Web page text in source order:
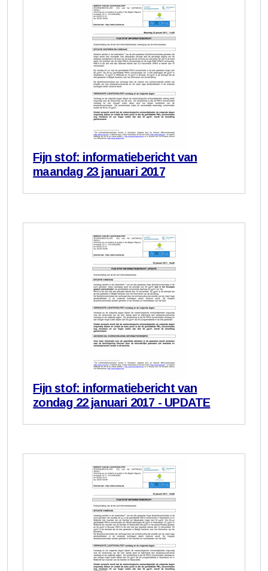
Fijn stof: informatiebericht van
maandag 23 januari 2017
Fijn stof: informatiebericht van
zondag 22 januari 2017 - UPDATE